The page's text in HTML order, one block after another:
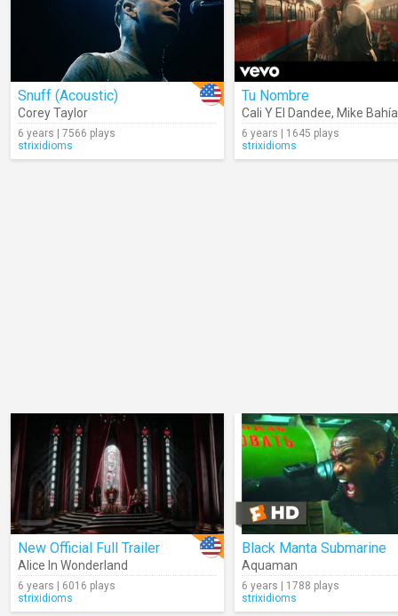
Snuff (Acoustic)
Corey Taylor
6 years | 7566 plays
strixidioms
Tu Nombre
Cali Y El Dandee, Mike Bahía
6 years | 1645 plays
strixidioms
New Official Full Trailer
Alice In Wonderland
6 years | 6016 plays
strixidioms
Black Manta Submarine
Aquaman
6 years | 1788 plays
strixidioms